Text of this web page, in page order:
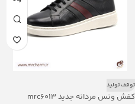
توقف تولید
کفش ونس مردانه جدید mrc6013